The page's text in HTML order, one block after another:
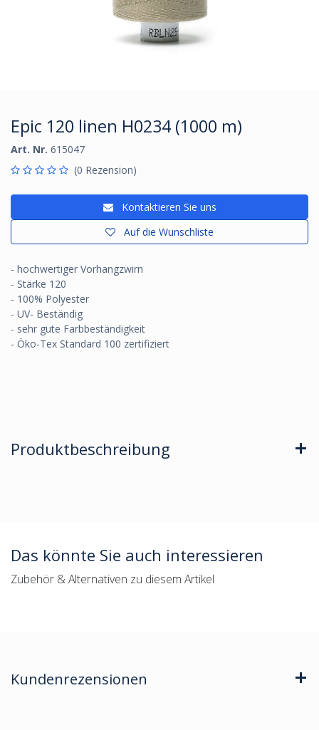
Epic 120 linen H0234 (1000 m)
Art. Nr. 615047
(0 Rezension)
Kontaktieren Sie uns
Auf die Wunschliste
- hochwertiger Vorhangzwirn
- Stärke 120
- 100% Polyester
- UV- Beständig
- sehr gute Farbbeständigkeit
- Öko-Tex Standard 100 zertifiziert
Produktbeschreibung
Das könnte Sie auch interessieren
Zubehör & Alternativen zu diesem Artikel
Kundenrezensionen